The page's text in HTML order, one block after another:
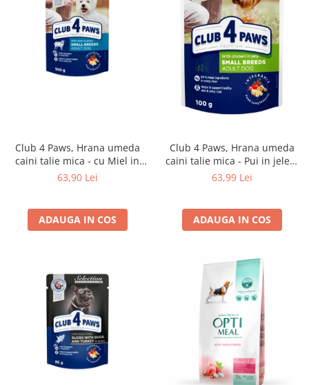
Club 4 Paws, Hrana umeda
caini talie mica - cu Miel in
sos, set 24*100g
63,90 Lei
ADAUGA IN COS
Club 4 Paws, Hrana umeda
caini talie mica - Pui in jeleu,
set 24x100g
63,99 Lei
ADAUGA IN COS